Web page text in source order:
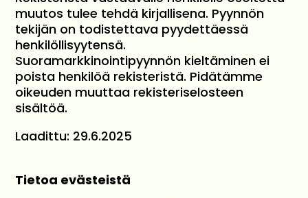
muutos tulee tehdä kirjallisena. Pyynnön
tekijän on todistettava pyydettäessä
henkilöllisyytensä.
Suoramarkkinointipyynnön kieltäminen ei
poista henkilöä rekisteristä. Pidätämme
oikeuden muuttaa rekisteriselosteen
sisältöä.
Laadittu: 29.6.2025
Tietoa evästeistä